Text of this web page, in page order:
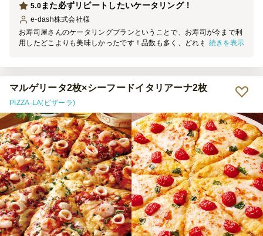
また必ずリピートしたいケータリング！
5.0
e-dash株式会社様
お寿司屋さんのケータリングプランということで、お寿司が今まで利
用したどこよりも美味しかったです！品数も多く、どれも美味しく
続きを表示
マルゲリータ2枚×シーフードイタリアーナ2枚
PIZZA-LA(ピザーラ)